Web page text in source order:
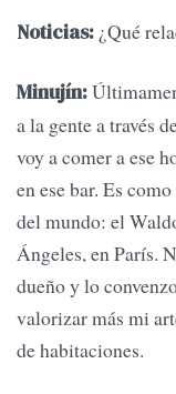
Noticias: ¿Qué
Minujín:
a la gente a través
voy a comer a ese
en ese bar. Es
del mundo: el
Ángeles, en París.
dueño y lo
valorizar más mi
de habitaciones.